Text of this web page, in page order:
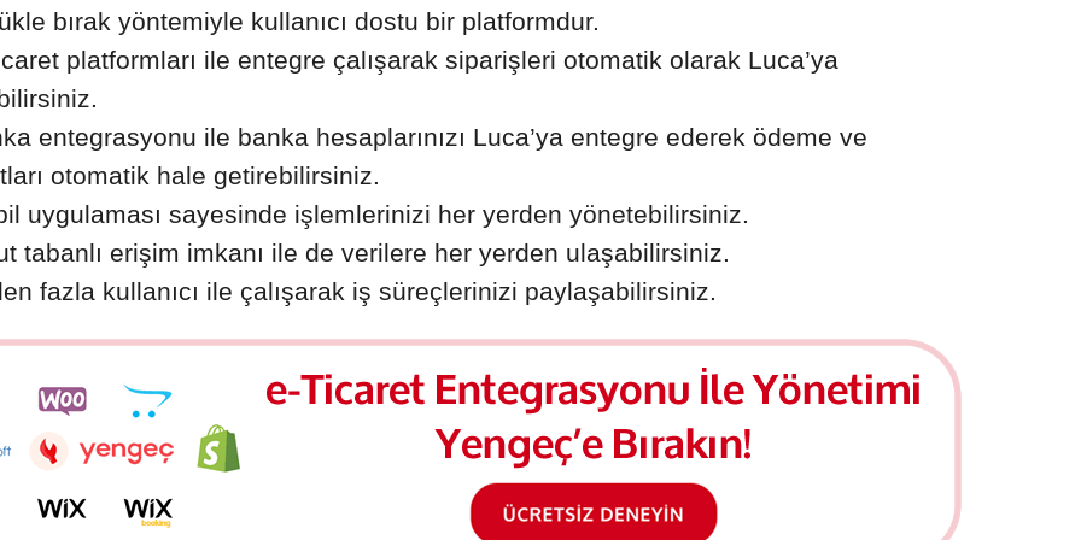
bırak yöntemiyle kullanıcı dostu bir platformdur.
platformları ile entegre çalışarak siparişleri otomatik olarak Luca’ya
entegrasyonu ile banka hesaplarınızı Luca’ya entegre ederek ödeme ve
otomatik hale getirebilirsiniz.
uygulaması sayesinde işlemlerinizi her yerden yönetebilirsiniz.
tabanlı erişim imkanı ile de verilere her yerden ulaşabilirsiniz.
fazla kullanıcı ile çalışarak iş süreçlerinizi paylaşabilirsiniz.